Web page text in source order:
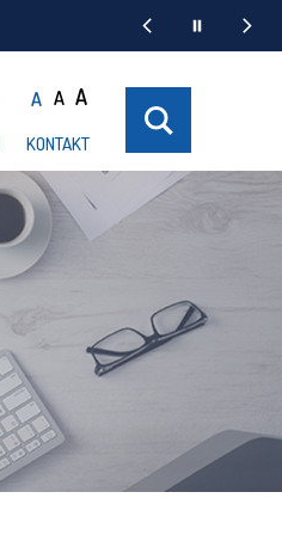
A A A
KONTAKT